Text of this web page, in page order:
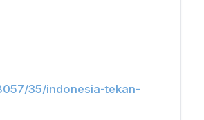
35/indonesia-tekan-